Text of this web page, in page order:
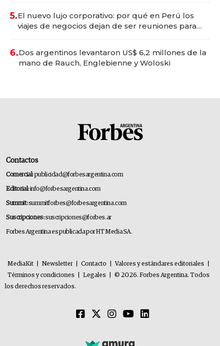
5.El nuevo lujo corporativo: por qué en Perú los
viajes de negocios dejan de ser reuniones para
6.Dos argentinos levantaron US$ 6,2 millones de la
mano de Rauch, Englebienne y Woloski
Contactos
Comercial:publicidad@forbesargentina.com
Editorial:info@forbesargentina.com
Summit:summitforbes@forbesargentina.com
Suscripciones:suscripciones@forbes.ar
Forbes Argentina es publicada por HT Media SA.
MediaKit Newsletter Contacto Valores y estándares editoriales
Términos y condiciones
Legales
© 2026. Forbes Argentina. Todos
los derechos reservados.